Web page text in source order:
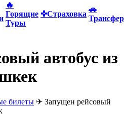
🔥
Горящие
Туры
✜Страховка
🚗
Трансфер
автобус из
билеты ✈ Запущен рейсовый